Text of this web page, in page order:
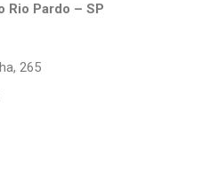
Rio Pardo – SP
265